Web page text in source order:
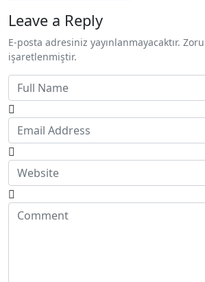
Leave a Reply
E-posta adresiniz yayınlanmayacaktır.
işaretlenmiştir.